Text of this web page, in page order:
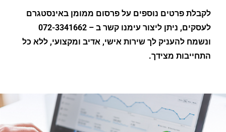
לקבלת פרטים נוספים על פרסום ממומן באינסטגרם
לעסקים, ניתן ליצור עימנו קשר ב – 072-3341662
ונשמח להעניק לך שירות אישי, אדיב ומקצועי, ללא כל
התחייבות מצידך.